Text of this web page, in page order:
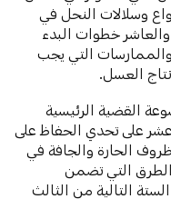
وسلالات النحل في
خطوات البدء
والممارسات التي يجب
العسل.
القضية الرئيسية
على تحدي الحفاظ على
الحارة والجافة في
الطرق التي تضمن
التالية من الثالث